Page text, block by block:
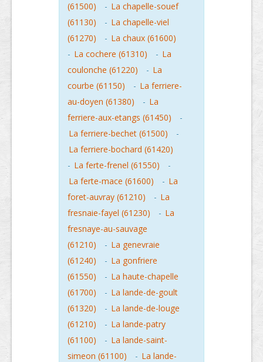
(61500)
- La chapelle-souef
(61130)
- La chapelle-viel
(61270)
- La chaux (61600)
- La cochere (61310) - La
coulonche (61220)
- La
courbe (61150)
- La ferriere-
au-doyen (61380)
- La
ferriere-aux-etangs (61450)
-
La ferriere-bechet (61500)
-
La ferriere-bochard (61420)
- La ferte-frenel (61550)
-
La ferte-mace (61600)
- La
foret-auvray (61210)
- La
fresnaie-fayel (61230)
- La
fresnaye-au-sauvage
(61210)
- La genevraie
(61240)
- La gonfriere
(61550)
- La haute-chapelle
(61700)
- La lande-de-goult
(61320)
- La lande-de-louge
(61210)
- La lande-patry
(61100)
- La lande-saint-
simeon (61100)
- La lande-